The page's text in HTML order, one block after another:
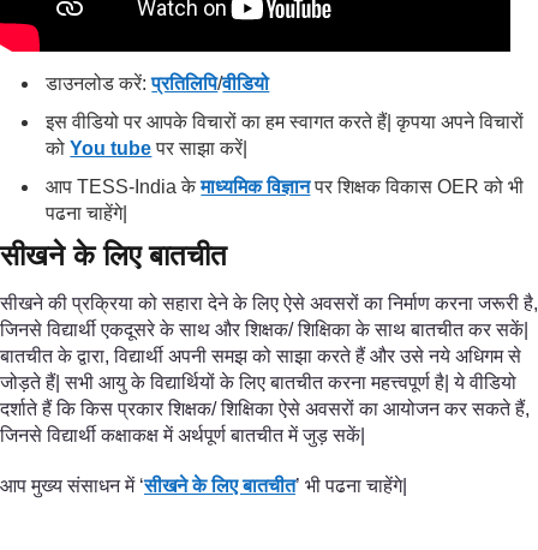
डाउनलोड करें:प्रतिलिपि/वीडियो
इस वीडियो पर आपके विचारों का हम स्वागत करते हैं| कृपया अपने विचारों
कोYou tubeपर साझा करें|
आप TESS-India केमाध्यमिक विज्ञानपर शिक्षक विकास OER को भी
पढना चाहेंगे|
सीखने के लिए बातचीत
सीखने की प्रक्रिया को सहारा देने के लिए ऐसे अवसरों का निर्माण करना जरूरी है,
जिनसे विद्यार्थी एकदूसरे के साथ और शिक्षक/ शिक्षिका के साथ बातचीत कर सकें|
बातचीत के द्वारा, विद्यार्थी अपनी समझ को साझा करते हैं और उसे नये अधिगम से
जोड़ते हैं| सभी आयु के विद्यार्थियों के लिए बातचीत करना महत्त्वपूर्ण है| ये वीडियो
दर्शाते हैं कि किस प्रकार शिक्षक/ शिक्षिका ऐसे अवसरों का आयोजन कर सकते हैं,
जिनसे विद्यार्थी कक्षाकक्ष में अर्थपूर्ण बातचीत में जुड़ सकें|
आप मुख्य संसाधन में ‘सीखने के लिए बातचीत’ भी पढना चाहेंगे|